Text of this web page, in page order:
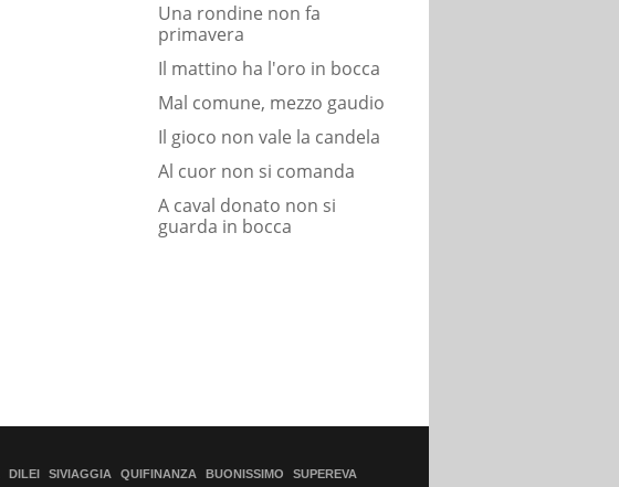
Una rondine non fa
primavera
Il mattino ha l'oro in bocca
Mal comune, mezzo gaudio
Il gioco non vale la candela
Al cuor non si comanda
A caval donato non si
guarda in bocca
DILEI SIVIAGGIA QUIFINANZA BUONISSIMO SUPEREVA